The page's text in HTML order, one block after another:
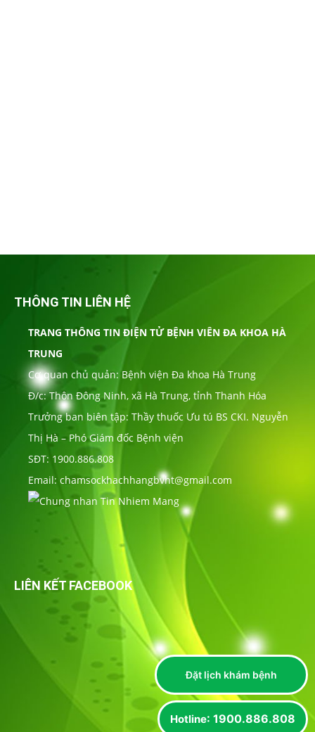
THÔNG TIN LIÊN HỆ
TRANG THÔNG TIN ĐIỆN TỬ BỆNH VIÊN ĐA KHOA HÀ
TRUNG
Cơ quan chủ quản: Bệnh viện Đa khoa Hà Trung
Đ/c: Thôn Đông Ninh, xã Hà Trung, tỉnh Thanh Hóa
Trưởng ban biên tập: Thầy thuốc Ưu tú BS CKI. Nguyễn
Thị Hà – Phó Giám đốc Bệnh viện
SĐT: 1900.886.808
Email: chamsockhachhangbvht@gmail.com
LIÊN KẾT FACEBOOK
Hotline: 1900.886.808
Đặt lịch khám bệnh